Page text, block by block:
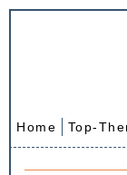
Home Top-